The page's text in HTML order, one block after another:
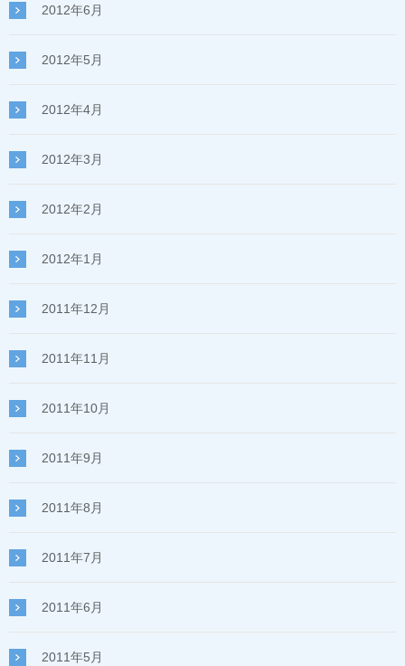
2012年6月
2012年5月
2012年4月
2012年3月
2012年2月
2012年1月
2011年12月
2011年11月
2011年10月
2011年9月
2011年8月
2011年7月
2011年6月
2011年5月